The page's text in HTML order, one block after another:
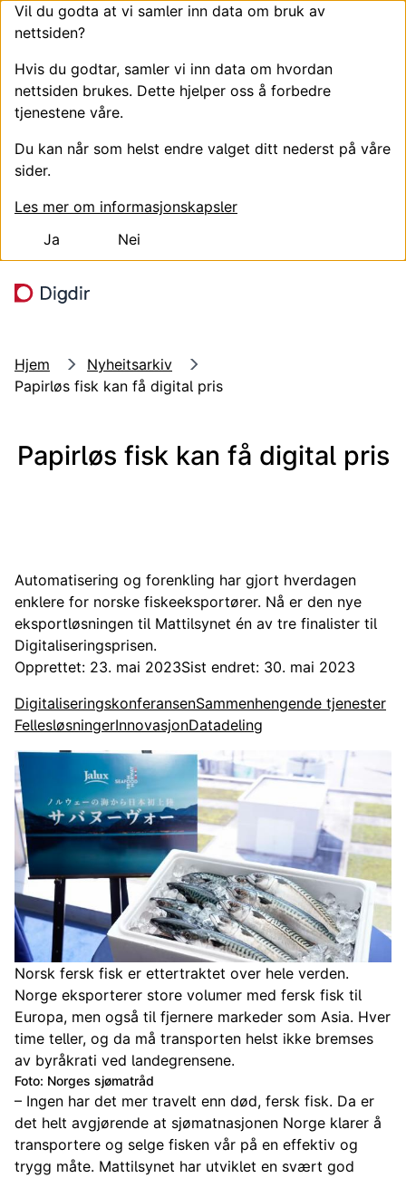
Vil du godta at vi samler inn data om bruk av
nettsiden?
Hvis du godtar, samler vi inn data om hvordan
nettsiden brukes. Dette hjelper oss å forbedre
tjenestene våre.
Du kan når som helst endre valget ditt nederst på våre
sider.
Les mer om informasjonskapsler
Ja
Nei
Hjem
Nyheitsarkiv
Papirløs fisk kan få digital pris
Papirløs fisk kan få digital pris
Automatisering og forenkling har gjort hverdagen
enklere for norske fiskeeksportører. Nå er den nye
eksportløsningen til Mattilsynet én av tre finalister til
Digitaliseringsprisen.
Opprettet: 23. mai 2023Sist endret: 30. mai 2023
DigitaliseringskonferansenSammenhengende tjenester
FellesløsningerInnovasjonDatadeling
Norsk fersk fisk er ettertraktet over hele verden.
Norge eksporterer store volumer med fersk fisk til
Europa, men også til fjernere markeder som Asia. Hver
time teller, og da må transporten helst ikke bremses
av byråkrati ved landegrensene.
Foto: Norges sjømatråd
– Ingen har det mer travelt enn død, fersk fisk. Da er
det helt avgjørende at sjømatnasjonen Norge klarer å
transportere og selge fisken vår på en effektiv og
trygg måte. Mattilsynet har utviklet en svært god